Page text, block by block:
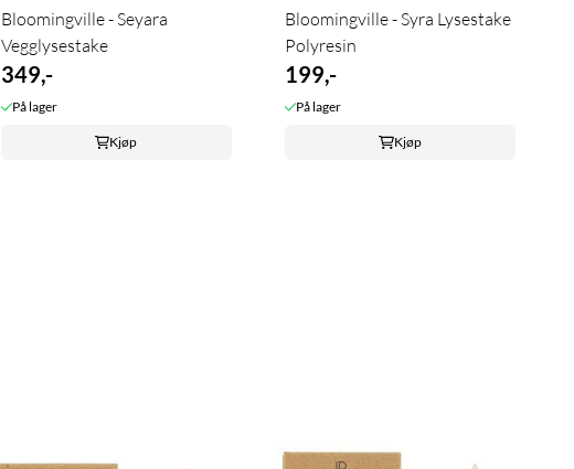
Bloomingville - Seyara
Vegglysestake
349,-
På lager
Kjøp
Bloomingville - Syra Lysestake
Polyresin
199,-
På lager
Kjøp